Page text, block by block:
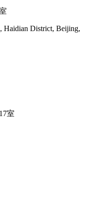
Haidian District, Beijing,
室